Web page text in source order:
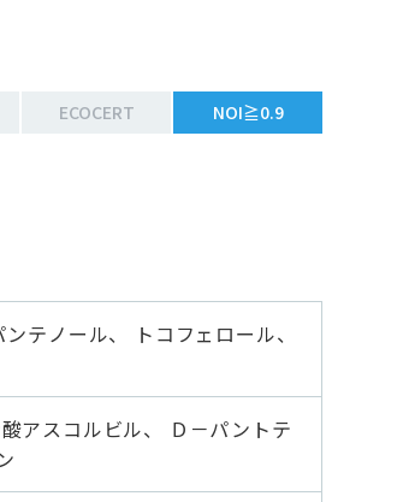
ECOCERT NOI≧0.9
テノール、 トコフェロール、
アスコルビル、 Ｄ－パントテ